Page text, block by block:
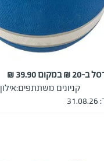
39.90 ₪
קניונים משתתפים:אילון